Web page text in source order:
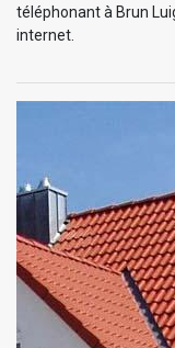
téléphonant à Brun
internet.